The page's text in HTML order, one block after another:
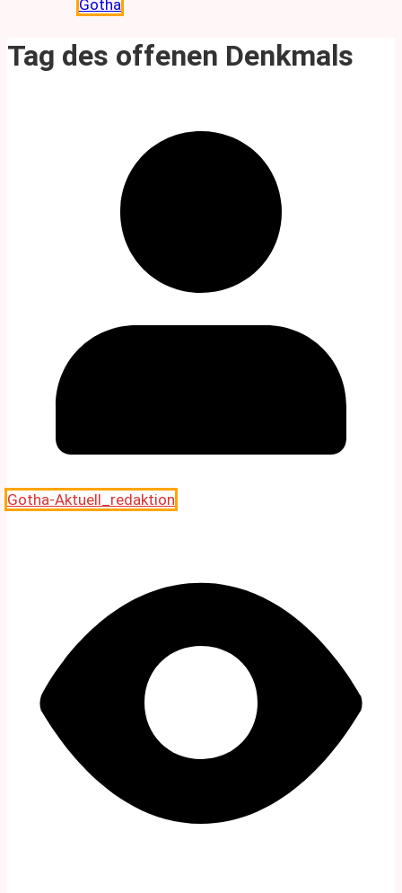
Gotha
Tag des offenen Denkmals
Gotha-Aktuell_redaktion